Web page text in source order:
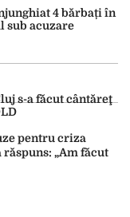
4 bărbați în
sub acuzare
s-a făcut cântăreţ
pentru criza
„Am făcut